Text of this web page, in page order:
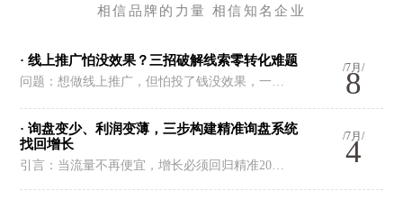
相信品牌的力量 相信知名企业
/7月/
8
· 线上推广怕没效果？三招破解线索零转化难题
问题：想做线上推广，但怕投了钱没效果，一…
/7月/
4
· 询盘变少、利润变薄，三步构建精准询盘系统
找回增长
引言：当流量不再便宜，增长必须回归精准20…